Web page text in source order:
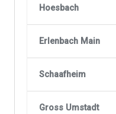
Hoesbach
Erlenbach Main
Schaafheim
Gross Umstadt